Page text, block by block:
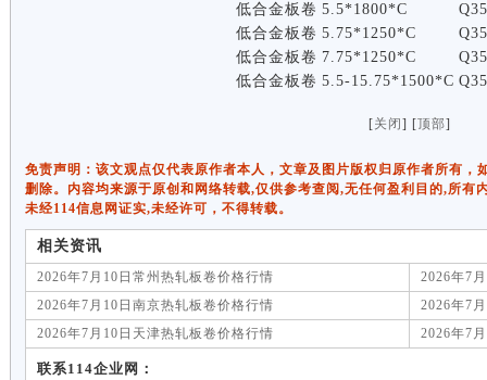
低合金板卷 5.5*1800*C
低合金板卷 5.75*1250*C
低合金板卷 7.75*1250*C
低合金板卷 5.5-15.75*1500*C
[关闭 ] [顶部]
免责声明：该文观点仅代表原作者本人，文章及图片版权归原作者所有，
删除。内容均来源于原创和网络转载,仅供参考查阅,无任何盈利目的,所有
未经114信息网证实,未经许可，不得转载。
相关资讯
2026年7月10日常州热轧板卷价格行情
2026年7
2026年7月10日南京热轧板卷价格行情
2026年7
2026年7月10日天津热轧板卷价格行情
2026年7
联系114企业网：